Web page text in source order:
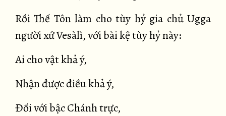
Rồi Thế Tôn làm cho tùy hỷ gia chủ Ugga
người xứ Vesàlì, với bài kệ tùy hỷ này:
Ai cho vật khả ý,
Nhận được điều khả ý,
Đối với bậc Chánh trực,